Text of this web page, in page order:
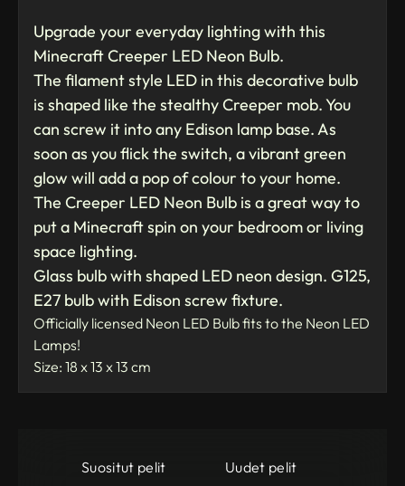
Upgrade your everyday lighting with this
Minecraft Creeper LED Neon Bulb.
The filament style LED in this decorative bulb
is shaped like the stealthy Creeper mob. You
can screw it into any Edison lamp base. As
soon as you flick the switch, a vibrant green
glow will add a pop of colour to your home.
The Creeper LED Neon Bulb is a great way to
put a Minecraft spin on your bedroom or living
space lighting.
Glass bulb with shaped LED neon design. G125,
E27 bulb with Edison screw fixture.
Officially licensed Neon LED Bulb fits to the Neon LED
Lamps!
Size: 18 x 13 x 13 cm
Suositut pelit Uudet pelit